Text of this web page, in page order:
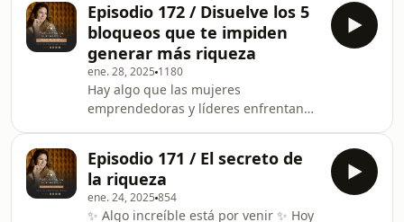
Episodio 172 / Disuelve los 5
bloqueos que te impiden
generar más riqueza
ene. 28, 2025 1180
Hay algo que las mujeres
emprendedoras y líderes enfrentan
ausencia de talento, ni siquiera es el
miedo al fracaso… Es algo mucho más
sutil, más profundo y a la vez más
Episodio 171 / El secreto de
la riqueza
ene. 24, 2025 854
✨ Algo increíble está por venir ✨ Hoy